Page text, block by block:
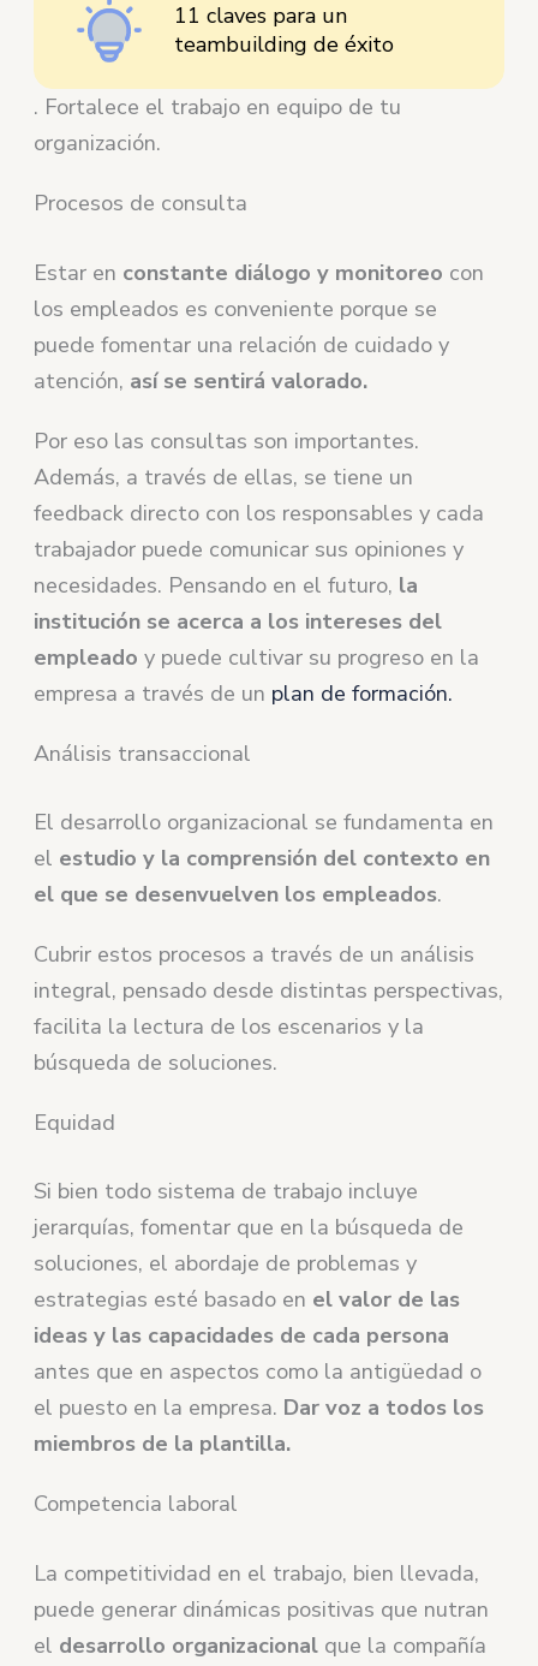
11 claves para un
teambuilding de éxito
. Fortalece el trabajo en equipo de tu
organización.
Procesos de consulta
Estar en constante diálogo y monitoreo con
los empleados es conveniente porque se
puede fomentar una relación de cuidado y
atención, así se sentirá valorado.
Por eso las consultas son importantes.
Además, a través de ellas, se tiene un
feedback directo con los responsables y cada
trabajador puede comunicar sus opiniones y
necesidades. Pensando en el futuro, la
institución se acerca a los intereses del
empleado y puede cultivar su progreso en la
empresa a través de un plan de formación.
Análisis transaccional
El desarrollo organizacional se fundamenta en
el estudio y la comprensión del contexto en
el que se desenvuelven los empleados.
Cubrir estos procesos a través de un análisis
integral, pensado desde distintas perspectivas,
facilita la lectura de los escenarios y la
búsqueda de soluciones.
Equidad
Si bien todo sistema de trabajo incluye
jerarquías, fomentar que en la búsqueda de
soluciones, el abordaje de problemas y
estrategias esté basado en el valor de las
ideas y las capacidades de cada persona
antes que en aspectos como la antigüedad o
el puesto en la empresa. Dar voz a todos los
miembros de la plantilla.
Competencia laboral
La competitividad en el trabajo, bien llevada,
puede generar dinámicas positivas que nutran
el desarrollo organizacional que la compañía